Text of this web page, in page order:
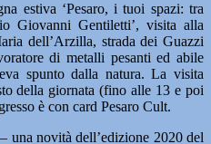
estiva ‘Pesaro, i tuoi spazi: tra
Giovanni Gentiletti’, visita alla
dell’Arzilla, strada dei Guazzi
di metalli pesanti ed abile
spunto dalla natura. La visita
della giornata (fino alle 13 e poi
è con card Pesaro Cult.
una novità dell’edizione 2020 del